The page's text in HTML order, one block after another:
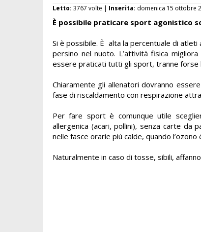
Letto: 3767 volte | Inserita: domenica 15 ottobre
È possibile praticare sport agonistico
Si è possibile. È alta la percentuale di
persino nel nuoto. L’attività fisica
essere praticati tutti gli sport, tranne forse
Chiaramente gli allenatori dovranno
fase di riscaldamento con respirazione
Per fare sport è comunque utile
allergenica (acari, pollini), senza carte
nelle fasce orarie più calde, quando
Naturalmente in caso di tosse, sibili,